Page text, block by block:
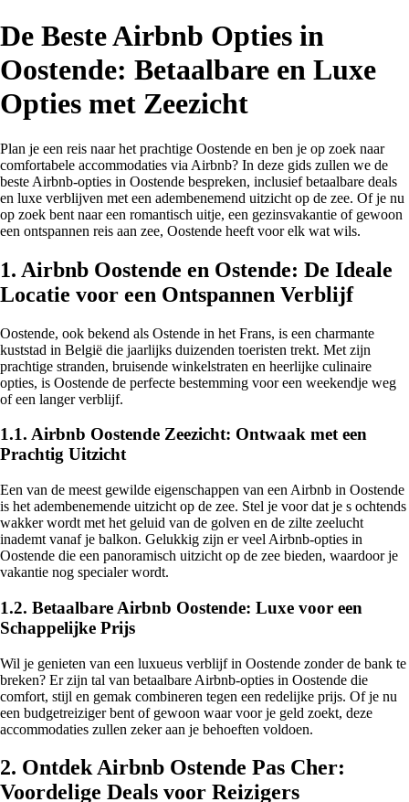
De Beste Airbnb Opties in
Oostende: Betaalbare en Luxe
Opties met Zeezicht
Plan je een reis naar het prachtige Oostende en ben je op zoek naar
comfortabele accommodaties via Airbnb? In deze gids zullen we de
beste Airbnb-opties in Oostende bespreken, inclusief betaalbare deals
en luxe verblijven met een adembenemend uitzicht op de zee. Of je nu
op zoek bent naar een romantisch uitje, een gezinsvakantie of gewoon
een ontspannen reis aan zee, Oostende heeft voor elk wat wils.
1. Airbnb Oostende en Ostende: De Ideale
Locatie voor een Ontspannen Verblijf
Oostende, ook bekend als Ostende in het Frans, is een charmante
kuststad in België die jaarlijks duizenden toeristen trekt. Met zijn
prachtige stranden, bruisende winkelstraten en heerlijke culinaire
opties, is Oostende de perfecte bestemming voor een weekendje weg
of een langer verblijf.
1.1. Airbnb Oostende Zeezicht: Ontwaak met een
Prachtig Uitzicht
Een van de meest gewilde eigenschappen van een Airbnb in Oostende
is het adembenemende uitzicht op de zee. Stel je voor dat je s ochtends
wakker wordt met het geluid van de golven en de zilte zeelucht
inademt vanaf je balkon. Gelukkig zijn er veel Airbnb-opties in
Oostende die een panoramisch uitzicht op de zee bieden, waardoor je
vakantie nog specialer wordt.
1.2. Betaalbare Airbnb Oostende: Luxe voor een
Schappelijke Prijs
Wil je genieten van een luxueus verblijf in Oostende zonder de bank te
breken? Er zijn tal van betaalbare Airbnb-opties in Oostende die
comfort, stijl en gemak combineren tegen een redelijke prijs. Of je nu
een budgetreiziger bent of gewoon waar voor je geld zoekt, deze
accommodaties zullen zeker aan je behoeften voldoen.
2. Ontdek Airbnb Ostende Pas Cher:
Voordelige Deals voor Reizigers